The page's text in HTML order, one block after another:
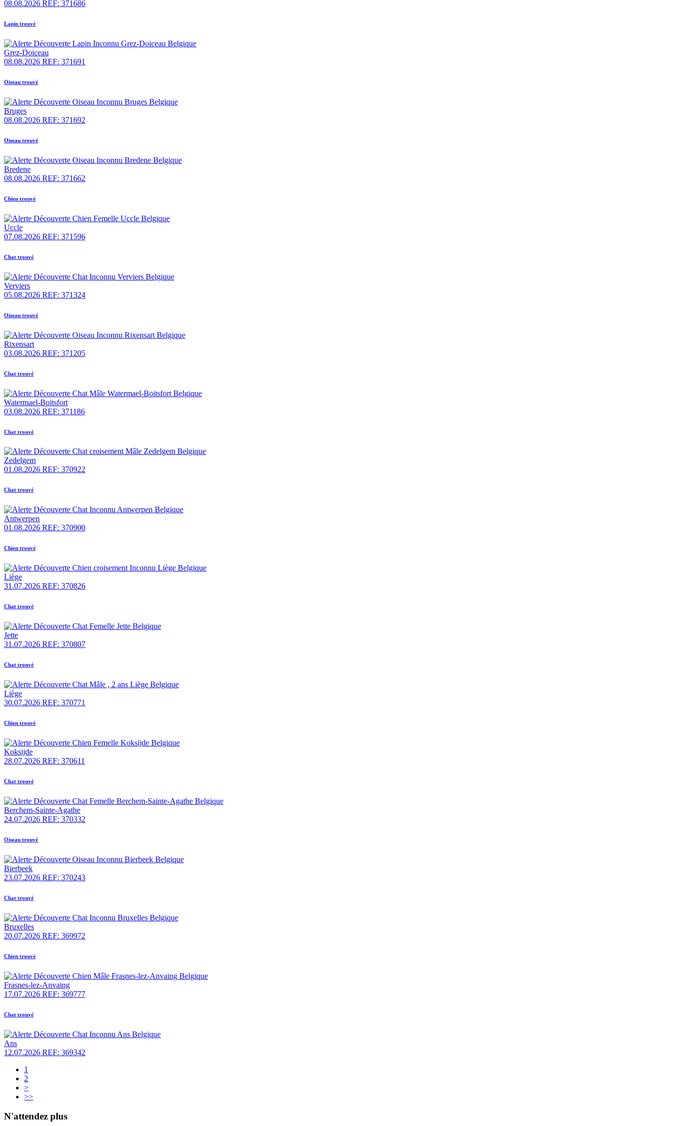
08.08.2026 REF: 371686
Lapin trouvé
Grez-Doiceau
08.08.2026 REF: 371691
Oiseau trouvé
Bruges
08.08.2026 REF: 371692
Oiseau trouvé
Bredene
08.08.2026 REF: 371662
Chien trouvé
Uccle
07.08.2026 REF: 371596
Chat trouvé
Verviers
05.08.2026 REF: 371324
Oiseau trouvé
Rixensart
03.08.2026 REF: 371205
Chat trouvé
Watermael-Boitsfort
03.08.2026 REF: 371186
Chat trouvé
Zedelgem
01.08.2026 REF: 370922
Chat trouvé
Antwerpen
01.08.2026 REF: 370900
Chien trouvé
Liège
31.07.2026 REF: 370826
Chat trouvé
Jette
31.07.2026 REF: 370807
Chat trouvé
Liège
30.07.2026 REF: 370771
Chien trouvé
Koksijde
28.07.2026 REF: 370611
Chat trouvé
Berchem-Sainte-Agathe
24.07.2026 REF: 370332
Oiseau trouvé
Bierbeek
23.07.2026 REF: 370243
Chat trouvé
Bruxelles
20.07.2026 REF: 369972
Chien trouvé
Frasnes-lez-Anvaing
17.07.2026 REF: 369777
Chat trouvé
Ans
12.07.2026 REF: 369342
1
2
>
>>
N'attendez plus